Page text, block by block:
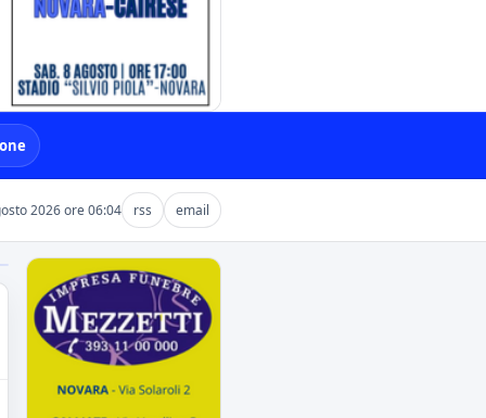
2026 ore 06:04 rss email